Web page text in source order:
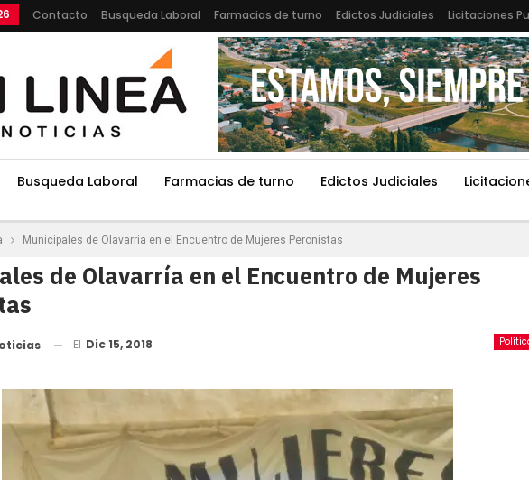
Contacto Busqueda Laboral Farmacias de turno Edictos Judiciales Licitaciones
Busqueda Laboral Farmacias de turno Edictos Judiciales
Municipales de Olavarría en el Encuentro de Mujeres Peronistas
de Olavarría en el Encuentro de Mujeres
El Dic 15, 2018